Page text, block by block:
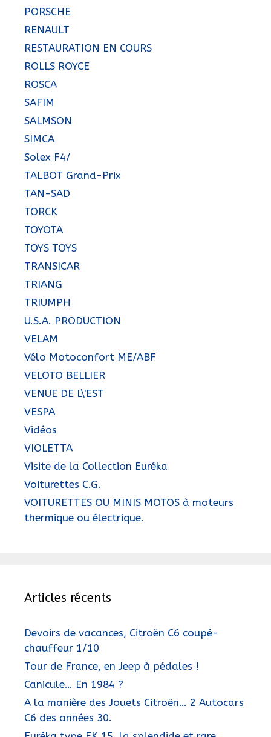
PORSCHE
RENAULT
RESTAURATION EN COURS
ROLLS ROYCE
ROSCA
SAFIM
SALMSON
SIMCA
Solex F4/
TALBOT Grand-Prix
TAN-SAD
TORCK
TOYOTA
TOYS TOYS
TRANSICAR
TRIANG
TRIUMPH
U.S.A. PRODUCTION
VELAM
Vélo Motoconfort ME/ABF
VELOTO BELLIER
VENUE DE L\'EST
VESPA
Vidéos
VIOLETTA
Visite de la Collection Euréka
Voiturettes C.G.
VOITURETTES OU MINIS MOTOS à moteurs
thermique ou électrique.
Articles récents
Devoirs de vacances, Citroën C6 coupé-
chauffeur 1/10
Tour de France, en Jeep à pédales !
Canicule… En 1984 ?
A la manière des Jouets Citroën… 2 Autocars
C6 des années 30.